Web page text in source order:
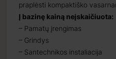
praplėsti kompaktiško
Į bazinę kainą neįskaičiuota:
– Pamatų įrengimas
– Grindys
– Santechnikos instaliacija